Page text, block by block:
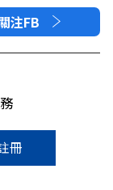
注FB
冊